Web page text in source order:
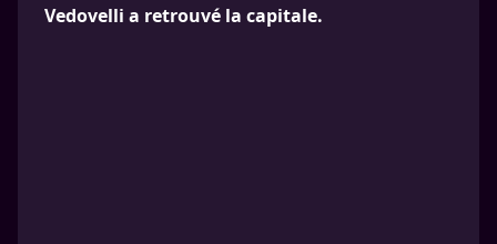
Vedovelli a retrouvé la capitale.